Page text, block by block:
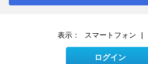
表示： スマートフォン |
ログイン